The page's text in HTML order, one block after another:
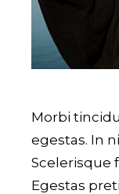
Morbi
egestas. In
Scelerisque
Egestas